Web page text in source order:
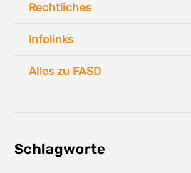
Rechtliches
Infolinks
Alles zu FASD
Schlagworte